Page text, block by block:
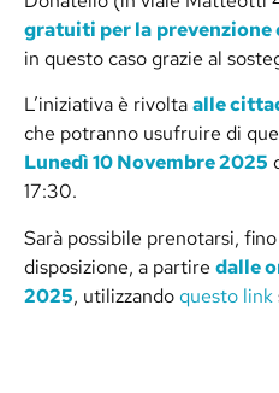
gratuiti per la
in questo caso grazie al
L’iniziativa è rivoltaalle
che potranno usufruire di
Lunedì 10 Novembre 2025
17:30.
Sarà possibile prenotarsi,
disposizione, a partire dalle
2025, utilizzandoquesto link